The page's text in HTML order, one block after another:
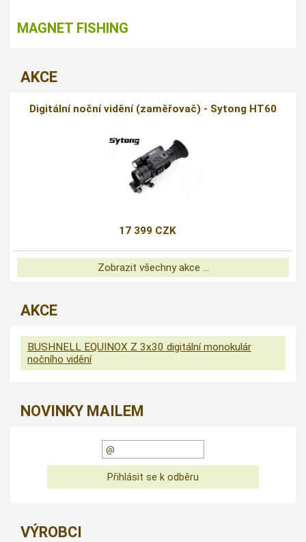
MAGNET FISHING
AKCE
Digitální noční vidění (zaměřovač) - Sytong HT60
17 399 CZK
Zobrazit všechny akce ...
AKCE
BUSHNELL EQUINOX Z 3x30 digitální monokulár
nočního vidění
NOVINKY MAILEM
VÝROBCI